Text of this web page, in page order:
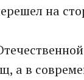
на
а в